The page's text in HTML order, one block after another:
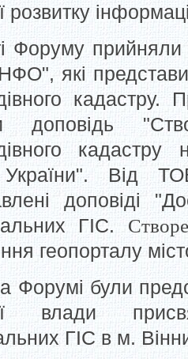
розвитку
Форуму прийняли
які
доповідь
України". Від
доповіді
ГІС.
геопорталу
Форумі були
влади
ГІС в м.